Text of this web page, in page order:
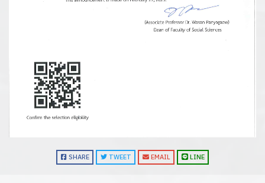
SHARE TWEET EMAIL LINE